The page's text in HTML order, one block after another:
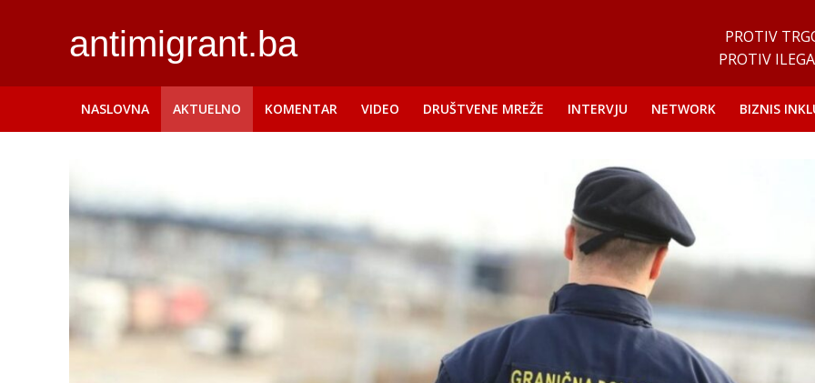
antimigrant.ba
PROTIV
PROTIV
NASLOVNA AKTUELNO KOMENTAR VIDEO DRUŠTVENE MREŽE INTERVJU NETWORK BIZNIS